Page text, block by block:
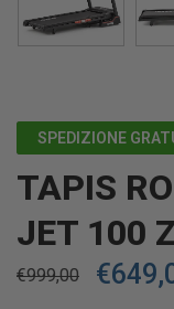
SPEDIZIONE
TAPIS
JET 100 Z
€999,00 €